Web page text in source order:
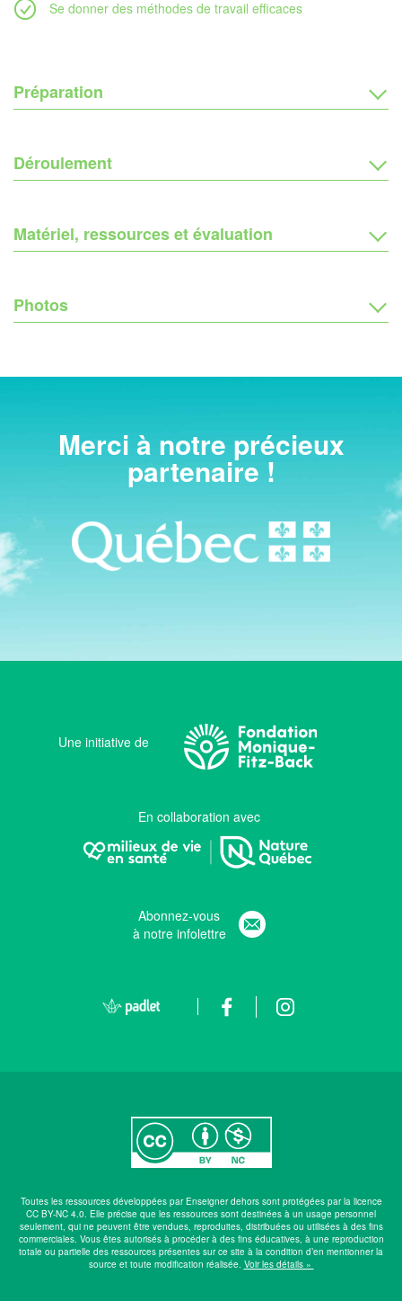
Se donner des méthodes de travail efficaces
Préparation
Déroulement
Matériel, ressources et évaluation
Photos
Merci à notre précieux
partenaire !
Une initiative de
En collaboration avec
Abonnez-vous
à notre infolettre
Toutes les ressources développées par Enseigner dehors sont protégées par la licence
CC BY-NC 4.0. Elle précise que les ressources sont destinées à un usage personnel
seulement, qui ne peuvent être vendues, reproduites, distribuées ou utilisées à des fins
commerciales. Vous êtes autorisés à procéder à des fins éducatives, à une reproduction
totale ou partielle des ressources présentes sur ce site à la condition d’en mentionner la
source et toute modification réalisée. Voir les détails »